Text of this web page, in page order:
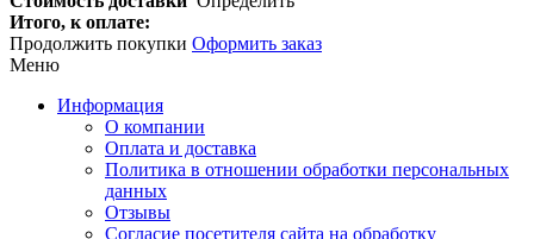
Итого, к оплате:
Продолжить покупки Оформить заказ
Меню
Информация
О компании
Оплата и доставка
Политика в отношении обработки персональных
данных
Отзывы
Согласие посетителя сайта на обработку